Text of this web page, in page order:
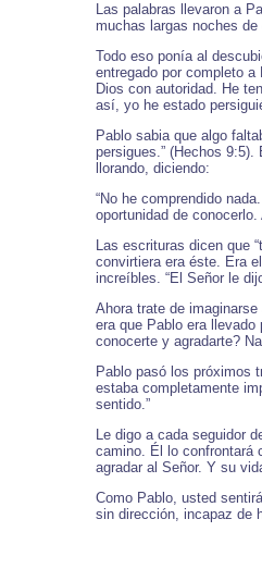
Las palabras llevaron a
muchas largas noches
Todo eso ponía al
entregado por completo
Dios con autoridad. He
así, yo he estado
Pablo sabia que algo
persigues.” (Hechos
llorando, diciendo:
“No he comprendido
oportunidad de
Las escrituras dicen que
convirtiera era éste. Era
increíbles. “El Señor le
Ahora trate de
era que Pablo era llevado
conocerte y agradarte?
Pablo pasó los próximos
estaba completamente
sentido.”
Le digo a cada seguidor
camino. Él lo confrontará
agradar al Señor. Y su
Como Pablo, usted
sin dirección, incapaz de